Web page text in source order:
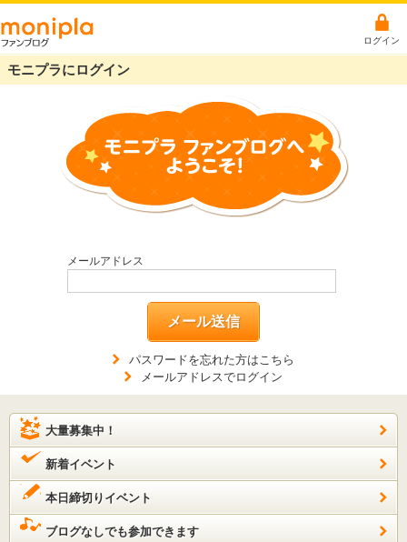
ログイン
モニプラにログイン
メールアドレス
メール送信
パスワードを忘れた方はこちら
メールアドレスでログイン
大量募集中！
新着イベント
本日締切りイベント
ブログなしでも参加できます